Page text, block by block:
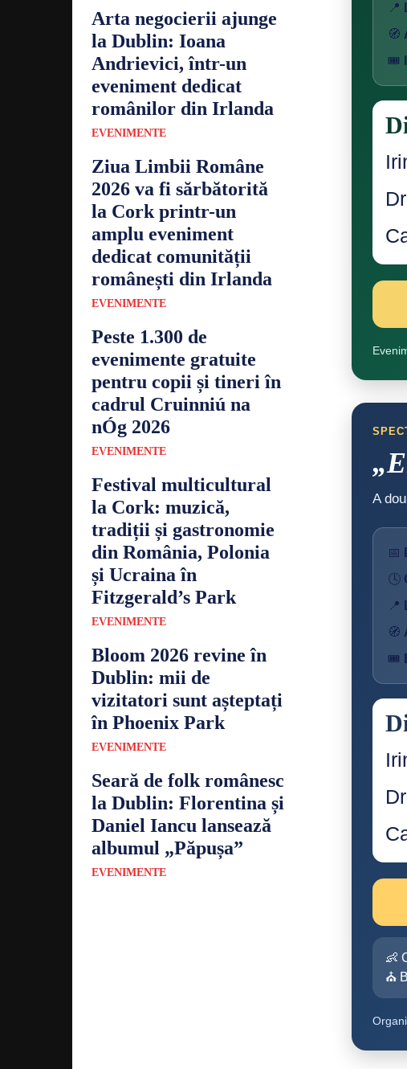
Arta negocierii ajunge
la Dublin: Ioana
Andrievici, într-un
eveniment dedicat
românilor din Irlanda
EVENIMENTE
Ziua Limbii Române
2026 va fi sărbătorită
la Cork printr-un
amplu eveniment
dedicat comunității
românești din Irlanda
EVENIMENTE
Peste 1.300 de
evenimente gratuite
pentru copii și tineri în
cadrul Cruinniú na
nÓg 2026
EVENIMENTE
Festival multicultural
la Cork: muzică,
tradiții și gastronomie
din România, Polonia
și Ucraina în
Fitzgerald’s Park
EVENIMENTE
Bloom 2026 revine în
Dublin: mii de
vizitatori sunt așteptați
în Phoenix Park
EVENIMENTE
Seară de folk românesc
la Dublin: Florentina și
Daniel Iancu lansează
albumul „Păpușa”
EVENIMENTE
📍
🧭
🎟️
A
📅
🕓
📍
🧭
🎟️
👶
⛪